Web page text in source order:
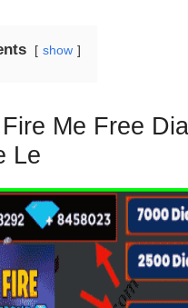
show
Me Free
Le